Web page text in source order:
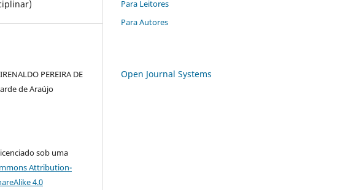
PEREIRA DE
de Araújo
sob uma
Attribution-
4.0
Para Leitores
Para Autores
Open Journal Systems